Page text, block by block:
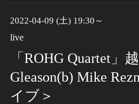
2022-04-09 (土) 19:30～
live
「ROHG Quartet」
Gleason(b) Mike
イブ＞